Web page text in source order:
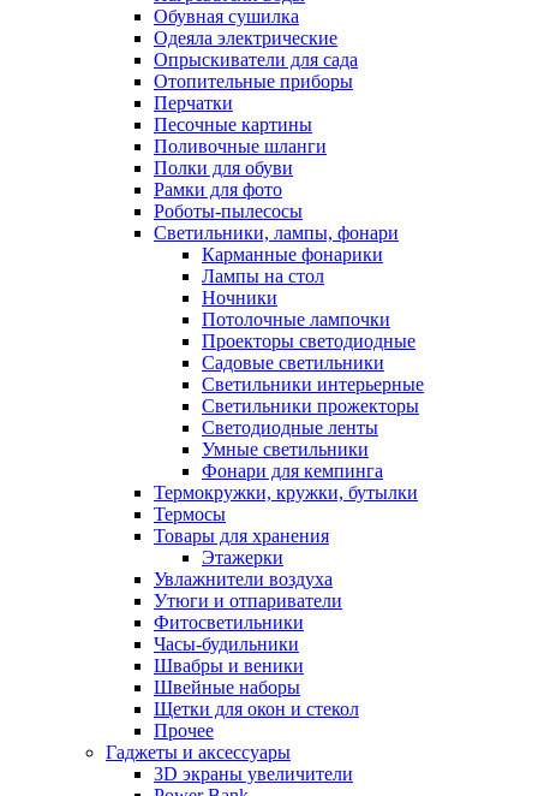
Обувная сушилка
Одеяла электрические
Опрыскиватели для сада
Отопительные приборы
Перчатки
Песочные картины
Поливочные шланги
Полки для обуви
Рамки для фото
Роботы-пылесосы
Светильники, лампы, фонари
Карманные фонарики
Лампы на стол
Ночники
Потолочные лампочки
Проекторы светодиодные
Садовые светильники
Светильники интерьерные
Светильники прожекторы
Светодиодные ленты
Умные светильники
Фонари для кемпинга
Термокружки, кружки, бутылки
Термосы
Товары для хранения
Этажерки
Увлажнители воздуха
Утюги и отпариватели
Фитосветильники
Часы-будильники
Швабры и веники
Швейные наборы
Щетки для окон и стекол
Прочее
Гаджеты и аксессуары
3D экраны увеличители